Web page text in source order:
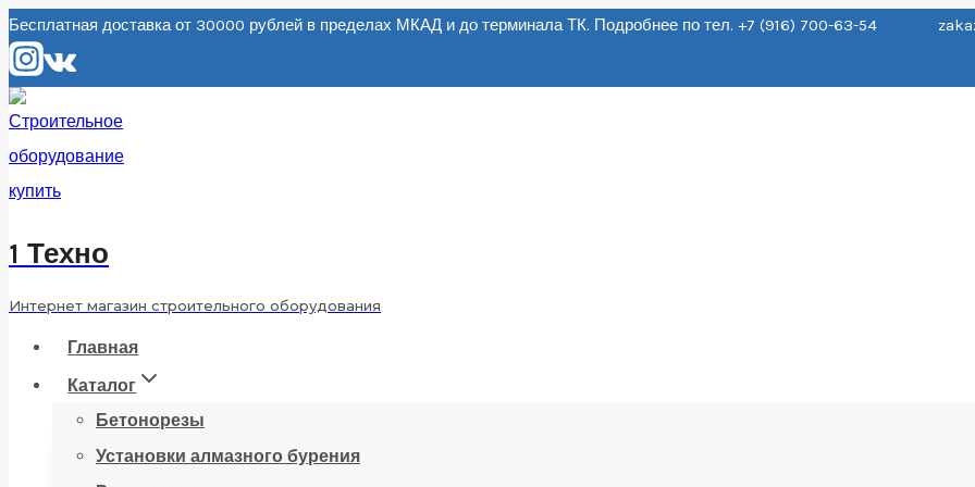
Перейти
к
содержанию
Бесплатная доставка от 30000 рублей в пределах МКАД и до терминала ТК. Подробнее по тел. +7 (916) 700-63-54
1 Техно
Интернет магазин строительного оборудования
Главная
Каталог
Бетонорезы
Установки алмазного бурения